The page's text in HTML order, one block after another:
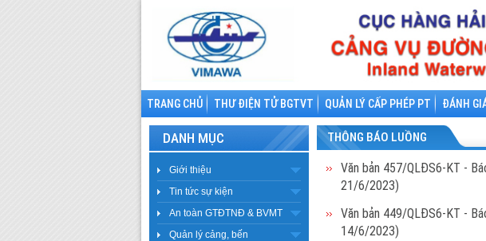
TRANG CHỦ THƯ ĐIỆN TỬ BGTVT QUẢN LÝ CẤP PHÉP PT ĐÁNH
DANH MỤC
Giới thiệu
Tin tức sự kiện
An toàn GTĐTNĐ & BVMT
Quản lý cảng, bến
THÔNG BÁO LUỒNG
Văn bản 457/QLĐS6-KT -
21/6/2023)
Văn bản 449/QLĐS6-KT -
14/6/2023)